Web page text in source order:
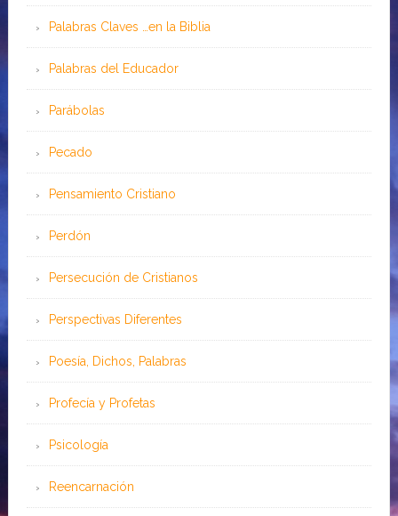
Palabras Claves …en la Biblia
Palabras del Educador
Parábolas
Pecado
Pensamiento Cristiano
Perdón
Persecución de Cristianos
Perspectivas Diferentes
Poesía, Dichos, Palabras
Profecía y Profetas
Psicología
Reencarnación